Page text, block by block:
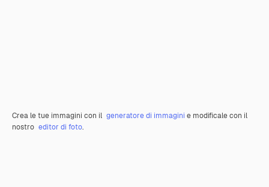
Crea le tue immagini con il generatore di immagini e modificale con il
nostro editor di foto.